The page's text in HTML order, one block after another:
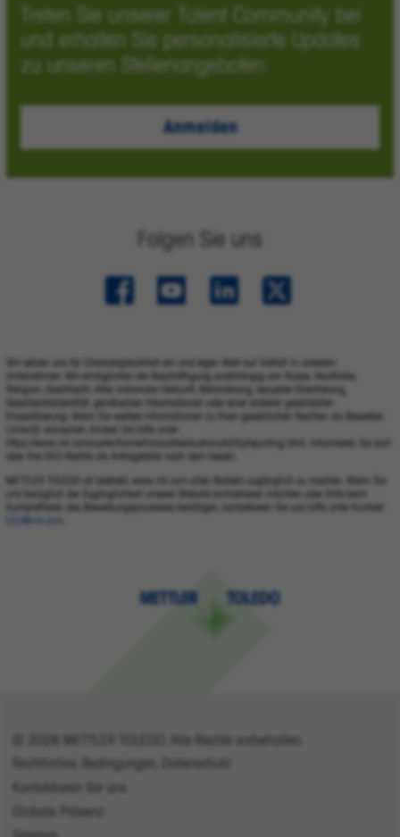
Treten Sie unserer Talent Community bei
und erhalten Sie personalisierte Updates
zu unseren Stellenangeboten.
Anmelden
Folgen Sie uns
Wir setzen uns für Chancengleichheit ein und legen Wert auf Vielfalt in unserem
Unternehmen. Wir ermöglichen die Beschäftigung unabhängig von Rasse, Hautfarbe,
Religion, Geschlecht, Alter, nationaler Herkunft, Behinderung, sexueller Orientierung,
Geschlechtsidentität, genetischen Informationen oder einer anderen geschützten
Klassifizierung. Wenn Sie weitere Informationen zu Ihren gesetzlichen Rechten als Bewerber
(m/w/d) wünschen, klicken Sie bitte unter:
https://www.mt.com/us/en/home/microsites/sustainability/reporting.html. Informieren Sie sich
über Ihre EEO-Rechte als Antragsteller nach dem Gesetz.
METTLER TOLEDO ist bestrebt, www.mt.com allen Nutzern zugänglich zu machen. Wenn Sie
uns bezüglich der Zugänglichkeit unserer Website kontaktieren möchten oder Hilfe beim
Komplettieren des Bewerbungsprozesses benötigen, kontaktieren Sie uns bitte unter Kontakt
EEO@mt.com
© 2026 METTLER TOLEDO. Alle Rechte vorbehalten.
Rechtliches, Bedingungen, Datenschutz
Kontaktieren Sie uns
Globale Präsenz